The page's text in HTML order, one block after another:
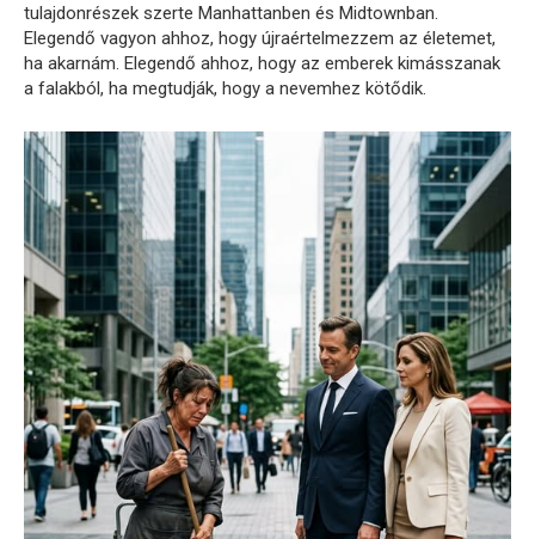
tulajdonrészek szerte Manhattanben és Midtownban.
Elegendő vagyon ahhoz, hogy újraértelmezzem az életemet,
ha akarnám. Elegendő ahhoz, hogy az emberek kimásszanak
a falakból, ha megtudják, hogy a nevemhez kötődik.